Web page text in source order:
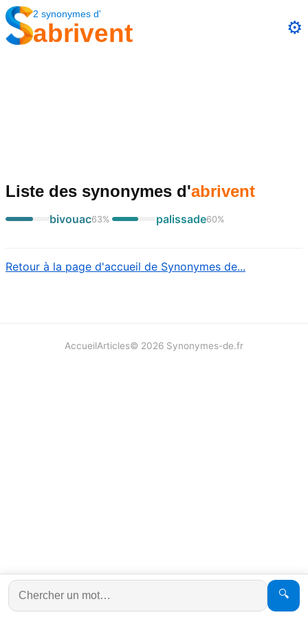
2 synonymes d'
abrivent ⚙️
Liste des synonymes d'abrivent
bivouac63% palissade60%
Retour à la page d'accueil de Synonymes de...
🔍
AccueilArticles© 2026 Synonymes-de.fr